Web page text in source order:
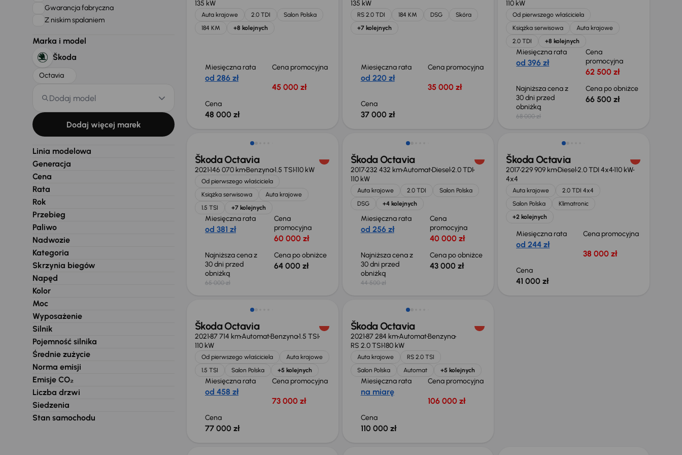
Gwarancja fabryczna
Z niskim spalaniem
Marka i model
Škoda
Octavia
Dodaj model
Dodaj więcej marek
Linia modelowa
Generacja
Cena
Rata
Rok
Przebieg
Paliwo
Nadwozie
Kategoria
Skrzynia biegów
Napęd
Kolor
Moc
Wyposażenie
Silnik
Pojemność silnika
Średnie zużycie
Norma emisji
Emisje CO₂
Liczba drzwi
Siedzenia
Stan samochodu
135 kW
Auta krajowe 2.0 TDI
Salon Polska
184 KM
+8 kolejnych
Miesięczna rata
od 286 zł
Cena promocyjna
45 000 zł
Cena
48 000 zł
135 kW
RS 2.0 TDI 184 KM DSG
Skóra
+7 kolejnych
Miesięczna rata
od 220 zł
Cena promocyjna
35 000 zł
Cena
37 000 zł
110 kW
Od pierwszego właściciela
Książka serwisowa
Auta krajowe
2.0 TDI
+8 kolejnych
Miesięczna rata
od 396 zł
Cena
promocyjna
62 500 zł
Najniższa cena z
30 dni przed
obniżką
68 000 zł
Cena po obniżce
66 500 zł
Taniej o 1 000 zł
Škoda Octavia
2021146 070 kmBenzyna1.5 TSI110 kW
Od pierwszego właściciela
Książka serwisowa
Auta krajowe
1.5 TSI
+7 kolejnych
Miesięczna rata
od 381 zł
Cena
promocyjna
60 000 zł
Najniższa cena z
30 dni przed
obniżką
65 000 zł
Cena po obniżce
64 000 zł
Škoda Octavia
2017232 432 kmAutomatDiesel2.0 TDI
110 kW
Auta krajowe 2.0 TDI
Salon Polska
DSG
+4 kolejnych
Miesięczna rata
od 256 zł
Cena
promocyjna
40 000 zł
Najniższa cena z
30 dni przed
obniżką
44 500 zł
Cena po obniżce
43 000 zł
Škoda Octavia
2017229 909 kmDiesel2.0 TDI 4x4110 kW
4x4
Auta krajowe
2.0 TDI 4x4
Salon Polska
Klimatronic
+2 kolejnych
Miesięczna rata
od 244 zł
Cena promocyjna
38 000 zł
Cena
41 000 zł
Możliwość odliczenia VAT
Škoda Octavia
202187 714 kmAutomatBenzyna1.5 TSI
110 kW
Od pierwszego właściciela
Auta krajowe
1.5 TSI
Salon Polska +5 kolejnych
Miesięczna rata
od 458 zł
Cena promocyjna
73 000 zł
Cena
77 000 zł
Škoda Octavia
202187 284 kmAutomatBenzyna
RS 2.0 TSI180 kW
Auta krajowe
RS 2.0 TSI
Salon Polska
Automat +5 kolejnych
Miesięczna rata
na miarę
Cena promocyjna
106 000 zł
Cena
110 000 zł